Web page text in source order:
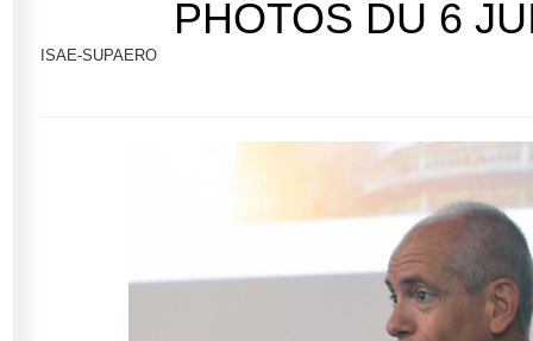
PHOTOS DU 6
ISAE-SUPAERO